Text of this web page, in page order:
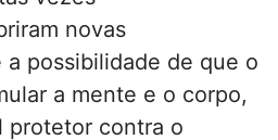
novas
possibilidade de que o
a mente e o corpo,
protetor contra o